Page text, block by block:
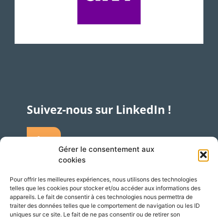
Gérer le consentement aux
cookies
Pour offrir les meilleures expériences, nous utilisons des technologies
telles que les cookies pour stocker et/ou accéder aux informations des
appareils. Le fait de consentir à ces technologies nous permettra de
traiter des données telles que le comportement de navigation ou les ID
uniques sur ce site. Le fait de ne pas consentir ou de retirer son
Suivez-nous sur LinkedIn !
Adresse
Accès